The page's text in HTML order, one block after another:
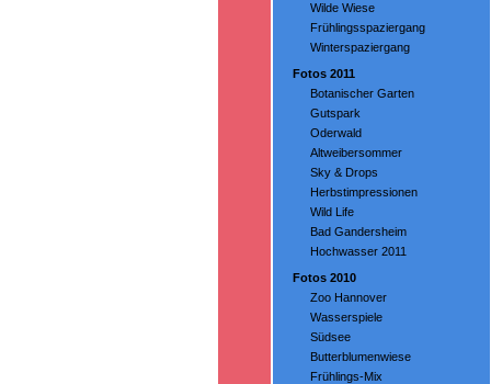
Wilde Wiese
Frühlingsspaziergang
Winterspaziergang
Fotos 2011
Botanischer Garten
Gutspark
Oderwald
Altweibersommer
Sky & Drops
Herbstimpressionen
Wild Life
Bad Gandersheim
Hochwasser 2011
Fotos 2010
Zoo Hannover
Wasserspiele
Südsee
Butterblumenwiese
Frühlings-Mix